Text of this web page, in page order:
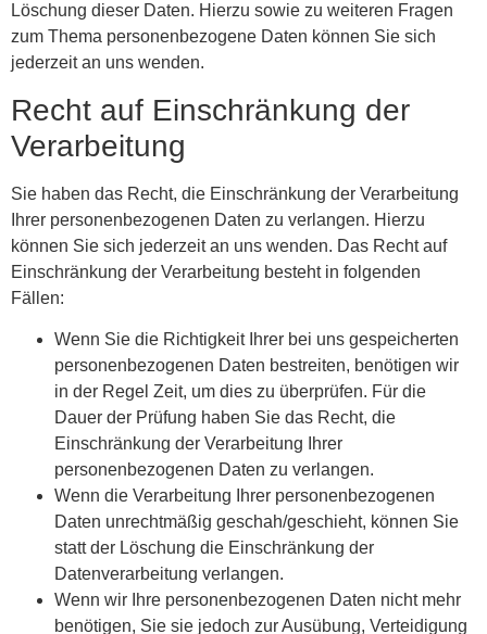
Löschung dieser Daten. Hierzu sowie zu weiteren Fragen
zum Thema personenbezogene Daten können Sie sich
jederzeit an uns wenden.
Recht auf Einschränkung der
Verarbeitung
Sie haben das Recht, die Einschränkung der Verarbeitung
Ihrer personenbezogenen Daten zu verlangen. Hierzu
können Sie sich jederzeit an uns wenden. Das Recht auf
Einschränkung der Verarbeitung besteht in folgenden
Fällen:
Wenn Sie die Richtigkeit Ihrer bei uns gespeicherten
personenbezogenen Daten bestreiten, benötigen wir
in der Regel Zeit, um dies zu überprüfen. Für die
Dauer der Prüfung haben Sie das Recht, die
Einschränkung der Verarbeitung Ihrer
personenbezogenen Daten zu verlangen.
Wenn die Verarbeitung Ihrer personenbezogenen
Daten unrechtmäßig geschah/geschieht, können Sie
statt der Löschung die Einschränkung der
Datenverarbeitung verlangen.
Wenn wir Ihre personenbezogenen Daten nicht mehr
benötigen, Sie sie jedoch zur Ausübung, Verteidigung